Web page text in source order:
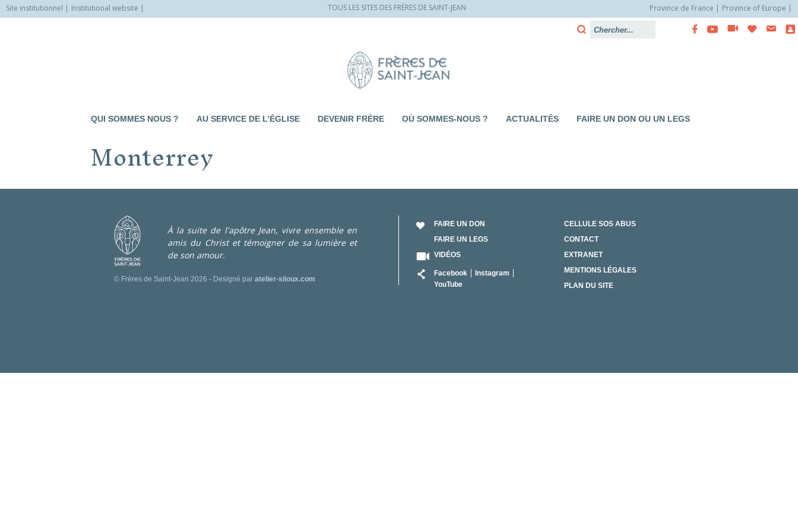
Site institutionnel Institutional website TOUS LES SITES DES FRÈRES DE SAINT-JEAN Province de France
Province of Europe
QUI SOMMES NOUS ? AU SERVICE DE L’ÉGLISE DEVENIR FRÈRE OÙ SOMMES-NOUS ? ACTUALITÉS FAIRE UN DON OU UN LEGS
Monterrey
À la suite de l'apôtre Jean, vivre ensemble en
amis du Christ et témoigner de sa lumière et
de son amour.
© Frères de Saint-Jean 2026 - Designé par atelier-siioux.com
FAIRE UN DON
FAIRE UN LEGS
VIDÉOS
RÉSEAUX SOCIAUX
Facebook
Instagram
YouTube
CELLULE SOS ABUS
CONTACT
EXTRANET
MENTIONS LÉGALES
PLAN DU SITE